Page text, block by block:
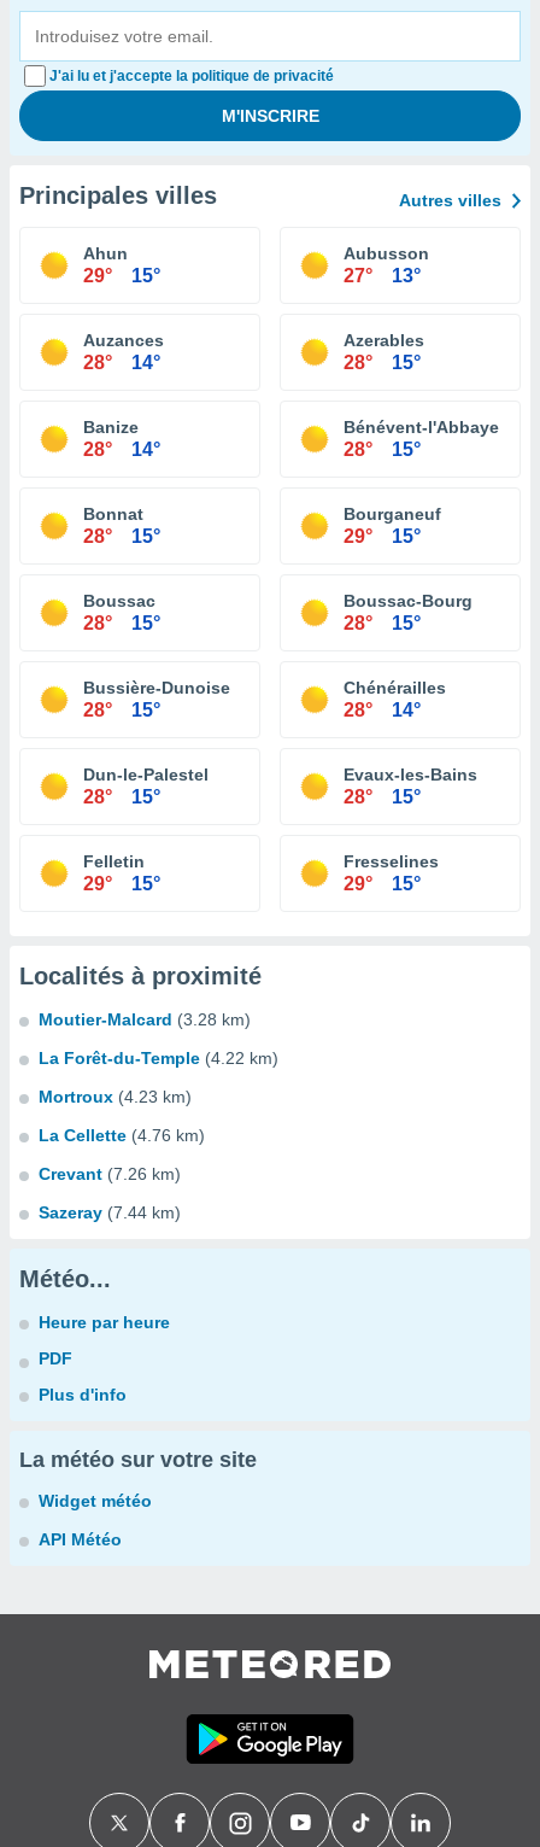
J'ai lu et j'accepte la politique de privacité
Principales villes Autres villes
Ahun
29° 15°
Aubusson
27° 13°
Auzances
28° 14°
Azerables
28° 15°
Banize
28° 14°
Bénévent-l'Abbaye
28° 15°
Bonnat
28° 15°
Bourganeuf
29° 15°
Boussac
28° 15°
Boussac-Bourg
28° 15°
Bussière-Dunoise
28° 15°
Chénérailles
28° 14°
Dun-le-Palestel
28° 15°
Evaux-les-Bains
28° 15°
Felletin
29° 15°
Fresselines
29° 15°
Localités à proximité
Moutier-Malcard (3.28 km)
La Forêt-du-Temple (4.22 km)
Mortroux (4.23 km)
La Cellette (4.76 km)
Crevant (7.26 km)
Sazeray (7.44 km)
Météo...
Heure par heure
PDF
Plus d'info
La météo sur votre site
Widget météo
API Météo